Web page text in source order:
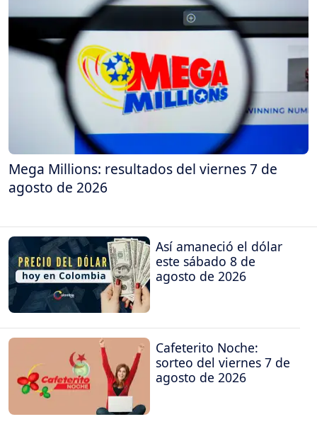
Mega Millions: resultados del viernes 7 de
agosto de 2026
Así amaneció el dólar
este sábado 8 de
agosto de 2026
Cafeterito Noche:
sorteo del viernes 7 de
agosto de 2026